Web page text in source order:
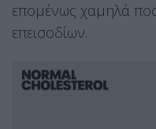
επομένως χαμηλά
επεισοδίων.